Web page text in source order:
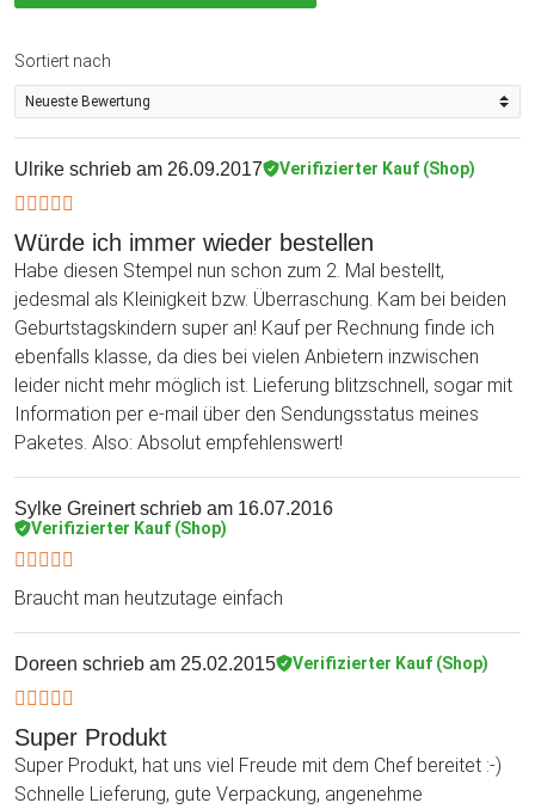
Sortiert nach
Ulrike schrieb am 26.09.2017 Verifizierter Kauf (Shop)
Würde ich immer wieder bestellen
Habe diesen Stempel nun schon zum 2. Mal bestellt,
jedesmal als Kleinigkeit bzw. Überraschung. Kam bei beiden
Geburtstagskindern super an! Kauf per Rechnung finde ich
ebenfalls klasse, da dies bei vielen Anbietern inzwischen
leider nicht mehr möglich ist. Lieferung blitzschnell, sogar mit
Information per e-mail über den Sendungsstatus meines
Paketes. Also: Absolut empfehlenswert!
Sylke Greinertschrieb am 16.07.2016
Verifizierter Kauf (Shop)
Braucht man heutzutage einfach
Doreen schrieb am 25.02.2015 Verifizierter Kauf (Shop)
Super Produkt
Super Produkt, hat uns viel Freude mit dem Chef bereitet :-)
Schnelle Lieferung, gute Verpackung, angenehme